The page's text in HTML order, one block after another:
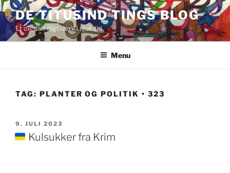
Videre
til
indhold
DE TITUSIND TINGS BLOG
Et digitalt digtværk i real-tid
Menu
TAG: PLANTER OG POLITIK • 323
UDGIVET
DEN
9. JULI 2023
Kulsukker fra Krim